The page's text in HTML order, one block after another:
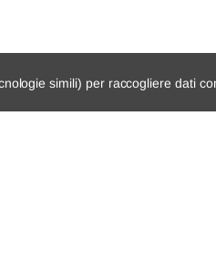
simili) per raccogliere dati